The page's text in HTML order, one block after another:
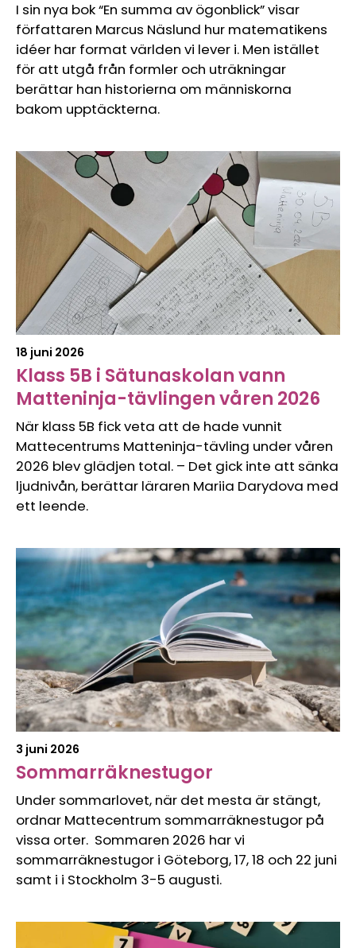
I sin nya bok “En summa av ögonblick” visar
författaren Marcus Näslund hur matematikens
idéer har format världen vi lever i. Men istället
för att utgå från formler och uträkningar
berättar han historierna om människorna
bakom upptäckterna.
18 juni 2026
Klass 5B i Sätunaskolan vann
Matteninja-tävlingen våren 2026
När klass 5B fick veta att de hade vunnit
Mattecentrums Matteninja-tävling under våren
2026 blev glädjen total. – Det gick inte att sänka
ljudnivån, berättar läraren Mariia Darydova med
ett leende.
3 juni 2026
Sommarräknestugor
Under sommarlovet, när det mesta är stängt,
ordnar Mattecentrum sommarräknestugor på
vissa orter. Sommaren 2026 har vi
sommarräknestugor i Göteborg, 17, 18 och 22 juni
samt i i Stockholm 3-5 augusti.